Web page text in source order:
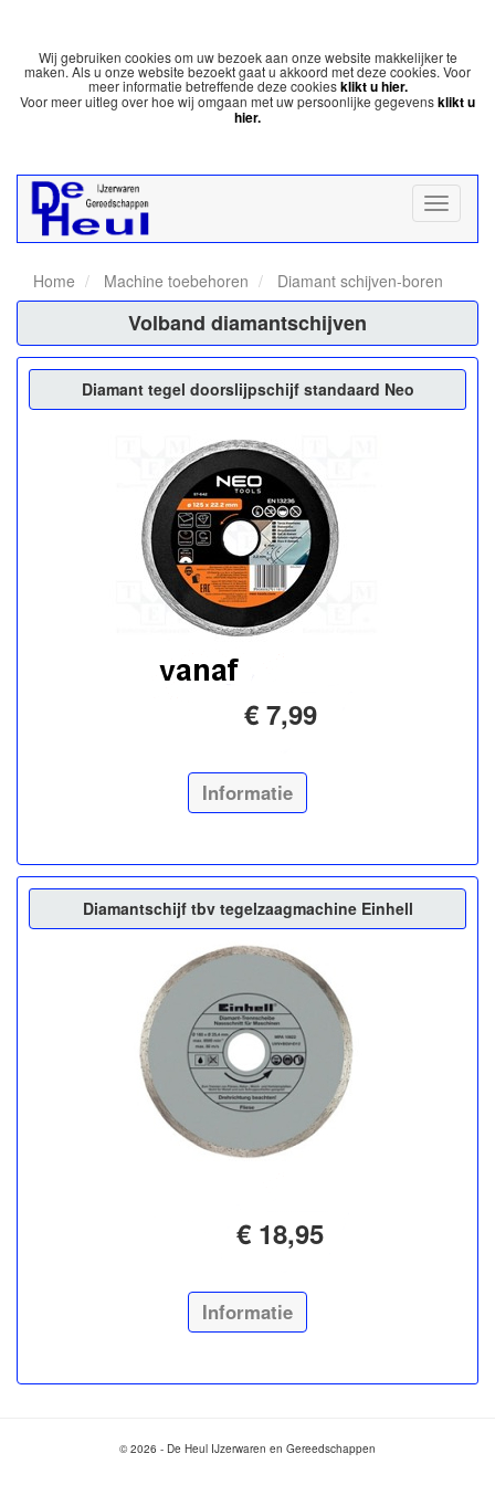
Wij gebruiken cookies om uw bezoek aan onze website makkelijker te
maken. Als u onze website bezoekt gaat u akkoord met deze cookies. Voor
meer informatie betreffende deze cookiesklikt u hier.
Voor meer uitleg over hoe wij omgaan met uw persoonlijke gegevensklikt u
hier.
Home Machine toebehoren Diamant schijven-boren
Volband diamantschijven
Diamant tegel doorslijpschijf standaard Neo
€ 7,99
Informatie
Diamantschijf tbv tegelzaagmachine Einhell
€ 18,95
Informatie
© 2026 - De Heul IJzerwaren en Gereedschappen